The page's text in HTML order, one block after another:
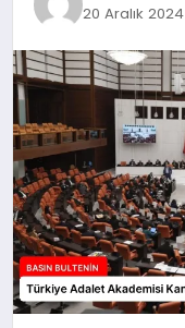
20 Aralık 2024